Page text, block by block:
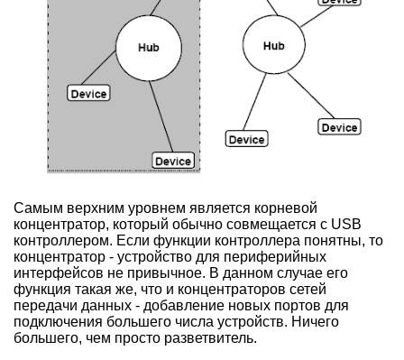
Самым верхним уровнем является корневой
концентратор, который обычно совмещается с USB
контроллером. Если функции контроллера понятны, то
концентратор - устройство для периферийных
интерфейсов не привычное. В данном случае его
функция такая же, что и концентраторов сетей
передачи данных - добавление новых портов для
подключения большего числа устройств. Ничего
большего, чем просто разветвитель.